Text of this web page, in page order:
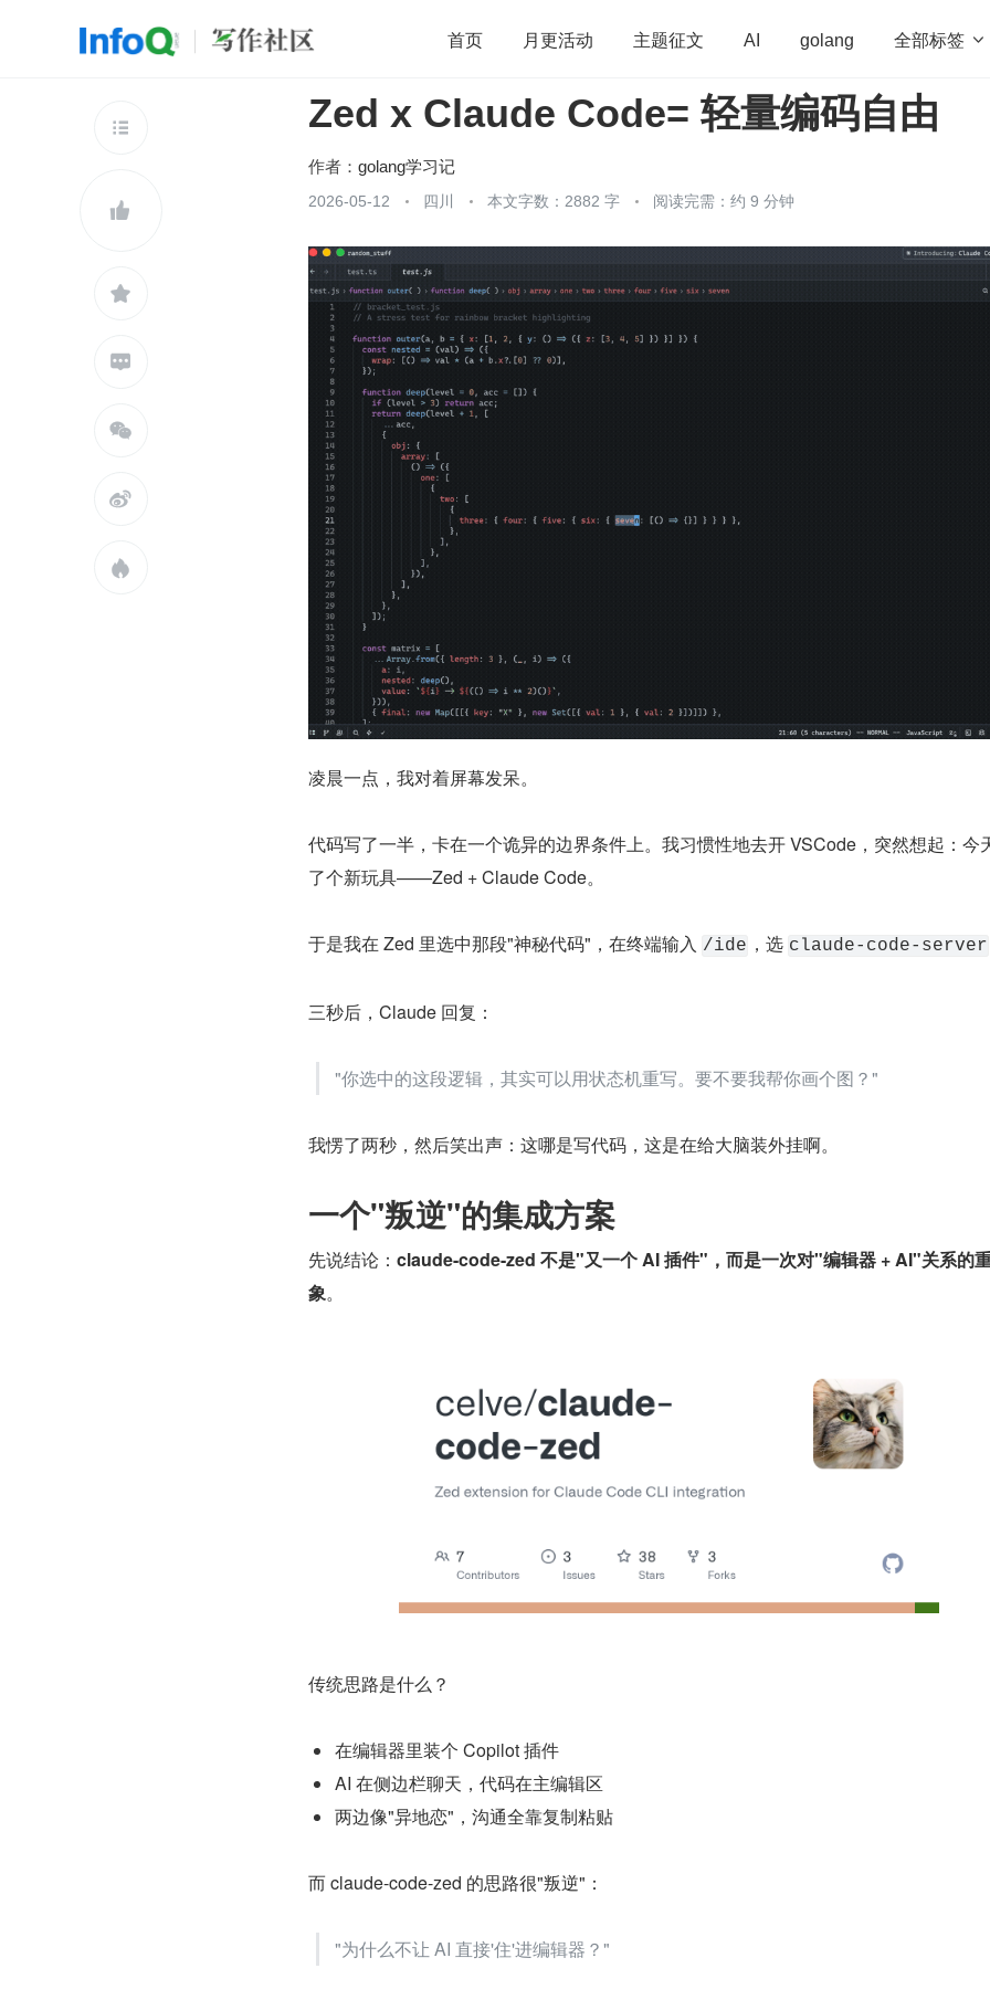
首页 月更活动 主题征文 AI golang 全部标签 
开源 架构 OpenHarmony 算法 学习方法 Web3.0
查看更多







Zed x Claude Code= 轻量编码自由
作者： golang学习记
2026-05-12 四川 本文字数：2882 字 阅读完需：约 9 分钟
凌晨一点，我对着屏幕发呆。
代码写了一半，卡在一个诡异的边界条件上。我习惯性地去开 VSCode，突然想起：今
了个新玩具——Zed + Claude Code。
于是我在 Zed 里选中那段"神秘代码"，在终端输入 /ide ，选 claude-code-server
三秒后，Claude 回复：
"你选中的这段逻辑，其实可以用状态机重写。要不要我帮你画个图？"
我愣了两秒，然后笑出声：这哪是写代码，这是在给大脑装外挂啊。
一个"叛逆"的集成方案
先说结论： claude-code-zed 不是"又一个 AI 插件"，而是一次对"编辑器 + AI"关系的
象。
传统思路是什么？
在编辑器里装个 Copilot 插件
AI 在侧边栏聊天，代码在主编辑区
两边像"异地恋"，沟通全靠复制粘贴
而 claude-code-zed 的思路很"叛逆"：
"为什么不让 AI 直接'住'进编辑器？"